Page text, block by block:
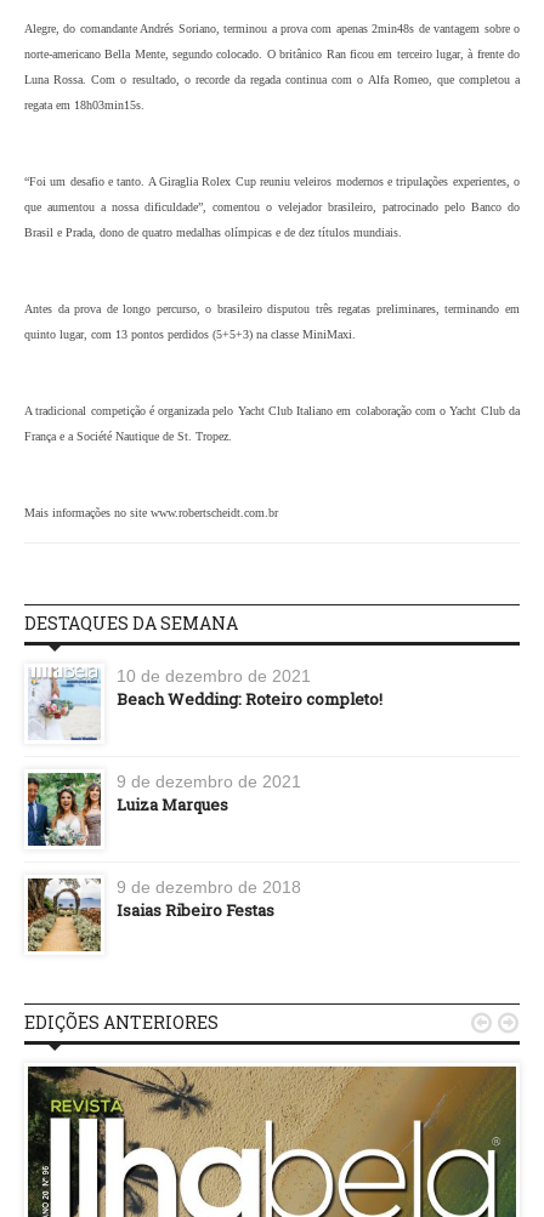
Alegre, do comandante Andrés Soriano, terminou a prova com apenas 2min48s de vantagem sobre o
norte-americano Bella Mente, segundo colocado. O britânico Ran ficou em terceiro lugar, à frente do
Luna Rossa. Com o resultado, o recorde da regada continua com o Alfa Romeo, que completou a
regata em 18h03min15s.
“Foi um desafio e tanto. A Giraglia Rolex Cup reuniu veleiros modernos e tripulações experientes, o
que aumentou a nossa dificuldade”, comentou o velejador brasileiro, patrocinado pelo Banco do
Brasil e Prada, dono de quatro medalhas olímpicas e de dez títulos mundiais.
Antes da prova de longo percurso, o brasileiro disputou três regatas preliminares, terminando em
quinto lugar, com 13 pontos perdidos (5+5+3) na classe MiniMaxi.
A tradicional competição é organizada pelo Yacht Club Italiano em colaboração com o Yacht Club da
França e a Société Nautique de St. Tropez.
Mais informações no site www.robertscheidt.com.br
DESTAQUES DA SEMANA
10 de dezembro de 2021
Beach Wedding: Roteiro completo!
9 de dezembro de 2021
Luiza Marques
9 de dezembro de 2018
Isaias Ribeiro Festas
EDIÇÕES ANTERIORES  